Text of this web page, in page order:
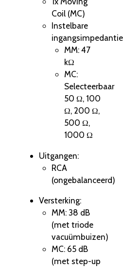
Coil (MC)
Instelbare
MM: 47
kΩ
MC:
Selecteerbaar
50 Ω, 100
Ω, 200 Ω,
500 Ω,
1000 Ω
Uitgangen:
RCA
(ongebalanceerd)
Versterking:
MM: 38 dB
(met triode
vacuümbuizen)
MC: 65 dB
(met step-up